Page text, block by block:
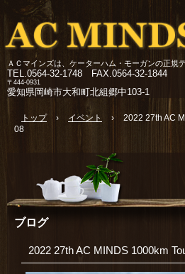
ＡＣマインズは、ケーターハム・モーガンの正規
TEL.0564-32-1748 FAX.0564-32-1844
〒444-0931
愛知県岡崎市大和町北組郷中103-1
トップ › イベント ›
2022 27th AC
08
ブログ
2022 27th AC MINDS 1000km